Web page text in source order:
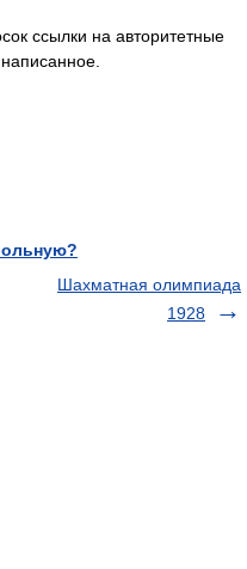
ссылки на авторитетные
Шахматная олимпиада
1928